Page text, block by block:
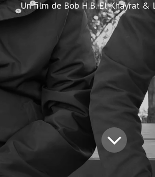
Un film de Bob H.B. El Khayrat &